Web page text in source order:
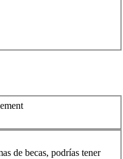
de becas, podrías tener